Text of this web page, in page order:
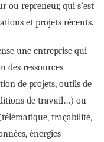
ou repreneur, qui s’est
et projets récents.
une entreprise qui
des ressources
de projets, outils de
de travail…) ou
traçabilité,
énergies